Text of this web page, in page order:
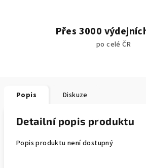
Přes 3000
po celé ČR
Popis Diskuze
Detailní popis produktu
Popis produktu není dostupný